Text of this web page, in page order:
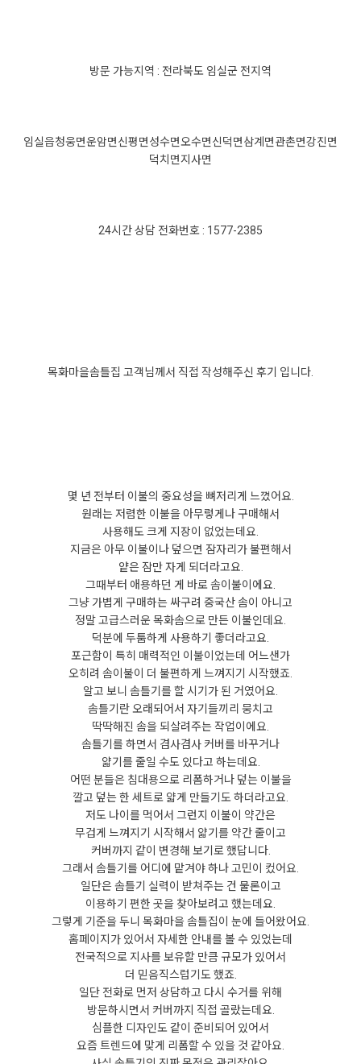
방문 가능지역 : 전라북도 임실군 전지역
임실읍청웅면운암면신평면성수면오수면신덕면삼계면관촌면강진면
덕치면지사면
24시간 상담 전화번호 : 1577-2385
목화마을솜틀집 고객님께서 직접 작성해주신 후기 입니다.
몇 년 전부터 이불의 중요성을 뼈저리게 느꼈어요.
원래는 저렴한 이불을 아무렇게나 구매해서
사용해도 크게 지장이 없었는데요.
지금은 아무 이불이나 덮으면 잠자리가 불편해서
얕은 잠만 자게 되더라고요.
그때부터 애용하던 게 바로 솜이불이에요.
그냥 가볍게 구매하는 싸구려 중국산 솜이 아니고
정말 고급스러운 목화솜으로 만든 이불인데요.
덕분에 두툼하게 사용하기 좋더라고요.
포근함이 특히 매력적인 이불이었는데 어느샌가
오히려 솜이불이 더 불편하게 느껴지기 시작했죠.
알고 보니 솜틀기를 할 시기가 된 거였어요.
솜틀기란 오래되어서 자기들끼리 뭉치고
딱딱해진 솜을 되살려주는 작업이에요.
솜틀기를 하면서 겸사겸사 커버를 바꾸거나
얇기를 줄일 수도 있다고 하는데요.
어떤 분들은 침대용으로 리폼하거나 덮는 이불을
깔고 덮는 한 세트로 얇게 만들기도 하더라고요.
저도 나이를 먹어서 그런지 이불이 약간은
무겁게 느껴지기 시작해서 얇기를 약간 줄이고
커버까지 같이 변경해 보기로 했답니다.
그래서 솜틀기를 어디에 맡겨야 하나 고민이 컸어요.
일단은 솜틀기 실력이 받쳐주는 건 물론이고
이용하기 편한 곳을 찾아보려고 했는데요.
그렇게 기준을 두니 목화마을 솜틀집이 눈에 들어왔어요.
홈페이지가 있어서 자세한 안내를 볼 수 있었는데
전국적으로 지사를 보유할 만큼 규모가 있어서
더 믿음직스럽기도 했죠.
일단 전화로 먼저 상담하고 다시 수거를 위해
방문하시면서 커버까지 직접 골랐는데요.
심플한 디자인도 같이 준비되어 있어서
요즘 트렌드에 맞게 리폼할 수 있을 것 같아요.